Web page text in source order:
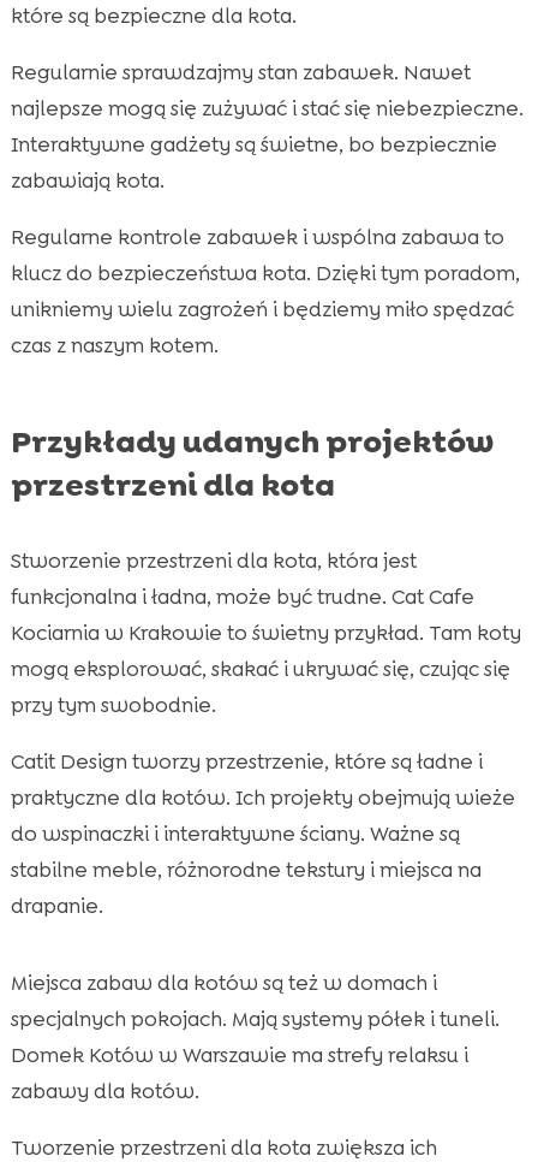
które są bezpieczne dla kota.
Regularnie sprawdzajmy stan zabawek. Nawet
najlepsze mogą się zużywać i stać się niebezpieczne.
Interaktywne gadżety są świetne, bo bezpiecznie
zabawiają kota.
Regularne kontrole zabawek i wspólna zabawa to
klucz do bezpieczeństwa kota. Dzięki tym poradom,
unikniemy wielu zagrożeń i będziemy miło spędzać
czas z naszym kotem.
Przykłady udanych projektów
przestrzeni dla kota
Stworzenie przestrzeni dla kota, która jest
funkcjonalna i ładna, może być trudne. Cat Cafe
Kociarnia w Krakowie to świetny przykład. Tam koty
mogą eksplorować, skakać i ukrywać się, czując się
przy tym swobodnie.
Catit Design tworzy przestrzenie, które są ładne i
praktyczne dla kotów. Ich projekty obejmują wieże
do wspinaczki i interaktywne ściany. Ważne są
stabilne meble, różnorodne tekstury i miejsca na
drapanie.
Miejsca zabaw dla kotów są też w domach i
specjalnych pokojach. Mają systemy półek i tuneli.
Domek Kotów w Warszawie ma strefy relaksu i
zabawy dla kotów.
Tworzenie przestrzeni dla kota zwiększa ich